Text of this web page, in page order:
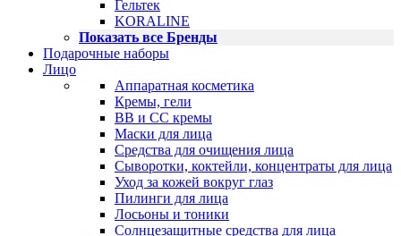
Гельтек
KORALINE
Показать все Бренды
Подарочные наборы
Лицо
Аппаратная косметика
Кремы, гели
BB и CC кремы
Маски для лица
Средства для очищения лица
Сыворотки, коктейли, концентраты для лица
Уход за кожей вокруг глаз
Пилинги для лица
Лосьоны и тоники
Солнцезащитные средства для лица